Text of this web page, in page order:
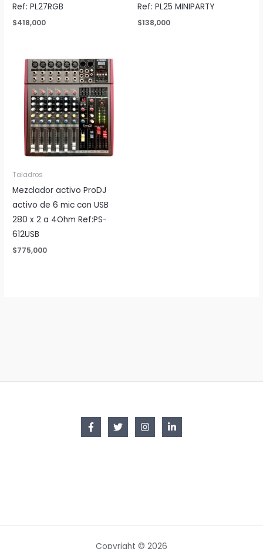
Ref: PL27RGB
$418,000
Ref: PL25 MINIPARTY
$138,000
Taladros
Mezclador activo ProDJ
activo de 6 mic con USB
280 x 2 a 4Ohm Ref:PS-
612USB
$775,000
Copyright © 2026